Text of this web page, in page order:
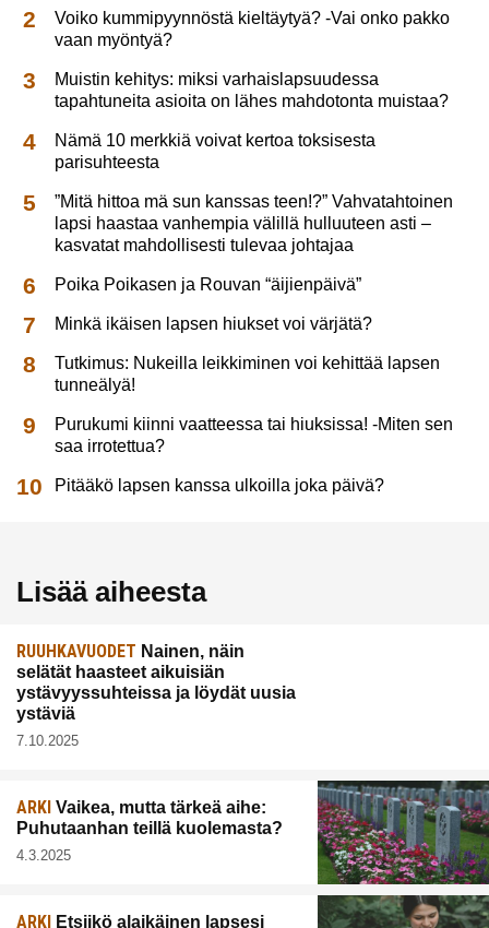
Voiko kummipyynnöstä kieltäytyä? -Vai onko pakko
vaan myöntyä?
Muistin kehitys: miksi varhaislapsuudessa
tapahtuneita asioita on lähes mahdotonta muistaa?
Nämä 10 merkkiä voivat kertoa toksisesta
parisuhteesta
”Mitä hittoa mä sun kanssas teen!?” Vahvatahtoinen
lapsi haastaa vanhempia välillä hulluuteen asti –
kasvatat mahdollisesti tulevaa johtajaa
Poika Poikasen ja Rouvan “äijienpäivä”
Minkä ikäisen lapsen hiukset voi värjätä?
Tutkimus: Nukeilla leikkiminen voi kehittää lapsen
tunneälyä!
Purukumi kiinni vaatteessa tai hiuksissa! -Miten sen
saa irrotettua?
Pitääkö lapsen kanssa ulkoilla joka päivä?
Lisää aiheesta
RUUHKAVUODET Nainen, näin
selätät haasteet aikuisiän
ystävyyssuhteissa ja löydät uusia
ystäviä
7.10.2025
ARKI Vaikea, mutta tärkeä aihe:
Puhutaanhan teillä kuolemasta?
4.3.2025
ARKI Etsiikö alaikäinen lapsesi